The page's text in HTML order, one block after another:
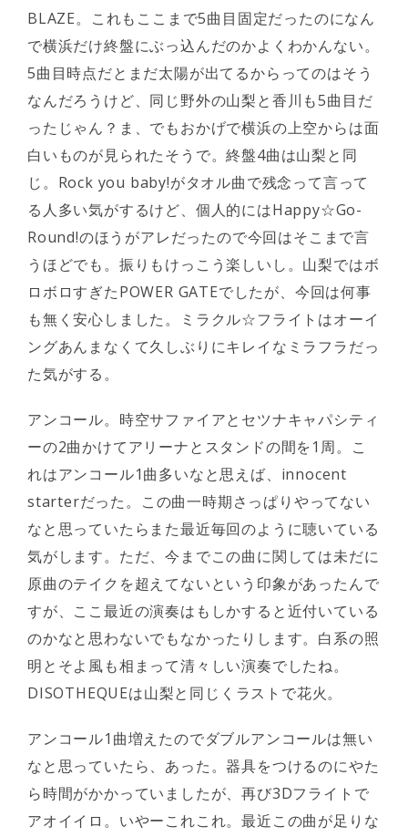
BLAZE。これもここまで5曲目固定だったのになん
で横浜だけ終盤にぶっ込んだのかよくわかんない。
5曲目時点だとまだ太陽が出てるからってのはそう
なんだろうけど、同じ野外の山梨と香川も5曲目だ
ったじゃん？ま、でもおかげで横浜の上空からは面
白いものが見られたそうで。終盤4曲は山梨と同
じ。Rock you baby!がタオル曲で残念って言って
る人多い気がするけど、個人的にはHappy☆Go-
Round!のほうがアレだったので今回はそこまで言
うほどでも。振りもけっこう楽しいし。山梨ではボ
ロボロすぎたPOWER GATEでしたが、今回は何事
も無く安心しました。ミラクル☆フライトはオーイ
ングあんまなくて久しぶりにキレイなミラフラだっ
た気がする。
アンコール。時空サファイアとセツナキャパシティ
ーの2曲かけてアリーナとスタンドの間を1周。こ
れはアンコール1曲多いなと思えば、innocent
starterだった。この曲一時期さっぱりやってない
なと思っていたらまた最近毎回のように聴いている
気がします。ただ、今までこの曲に関しては未だに
原曲のテイクを超えてないという印象があったんで
すが、ここ最近の演奏はもしかすると近付いている
のかなと思わないでもなかったりします。白系の照
明とそよ風も相まって清々しい演奏でしたね。
DISOTHEQUEは山梨と同じくラストで花火。
アンコール1曲増えたのでダブルアンコールは無い
なと思っていたら、あった。器具をつけるのにやた
ら時間がかかっていましたが、再び3Dフライトで
アオイイロ。いやーこれこれ。最近この曲が足りな